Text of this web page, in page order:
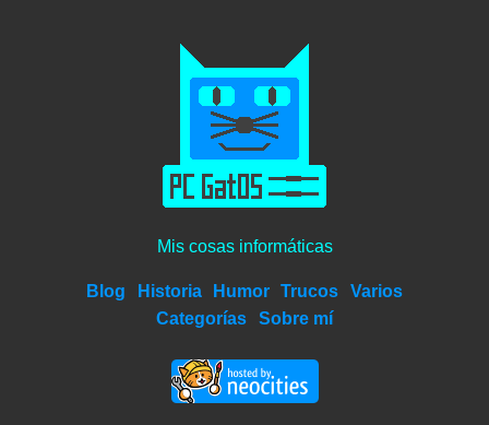
Mis cosas informáticas
Blog Historia Humor Trucos
Varios
Categorías
Sobre mí